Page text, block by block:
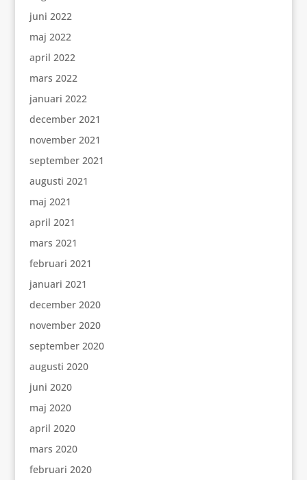
juni 2022
maj 2022
april 2022
mars 2022
januari 2022
december 2021
november 2021
september 2021
augusti 2021
maj 2021
april 2021
mars 2021
februari 2021
januari 2021
december 2020
november 2020
september 2020
augusti 2020
juni 2020
maj 2020
april 2020
mars 2020
februari 2020